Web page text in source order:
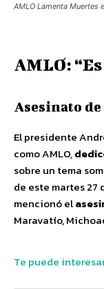
AMLO Lamenta Muertes
AMLO:
Asesinato
El presidente
como AMLO,
sobre un tema
de este martes 27
mencionó el
Maravatío,
Te puede